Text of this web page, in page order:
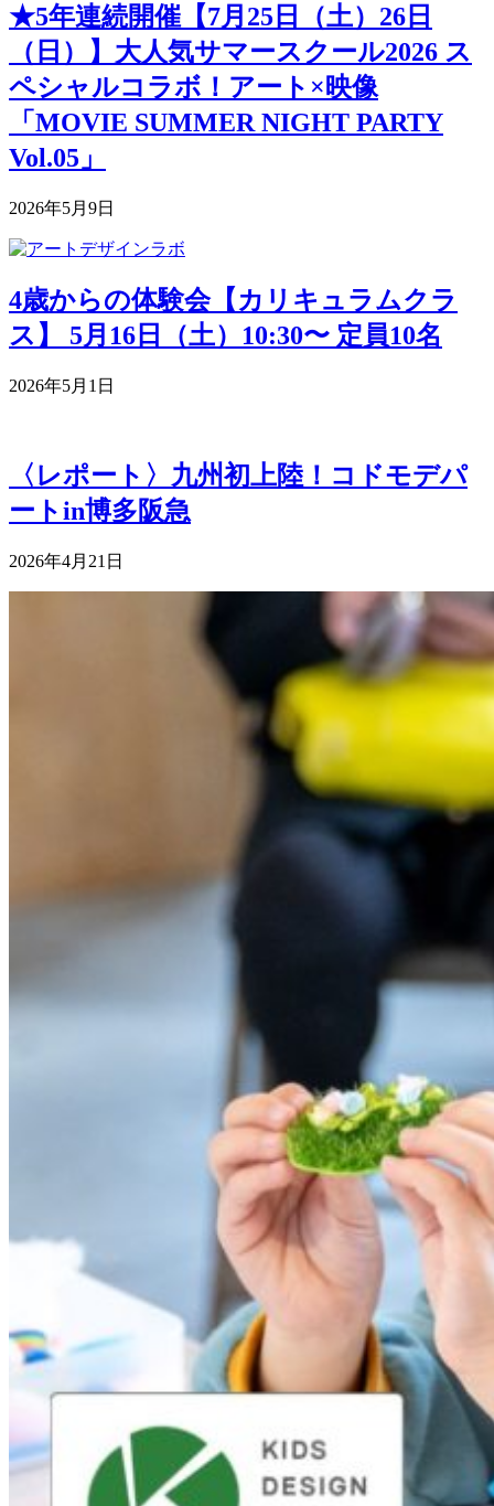
★5年連続開催【7月25日（土）26日
（日）】大人気サマースクール2026 ス
ペシャルコラボ！アート×映像
「MOVIE SUMMER NIGHT PARTY
Vol.05」
2026年5月9日
4歳からの体験会【カリキュラムクラ
ス】 5月16日（土）10:30〜 定員10名
2026年5月1日
〈レポート〉九州初上陸！コドモデパ
ートin博多阪急
2026年4月21日